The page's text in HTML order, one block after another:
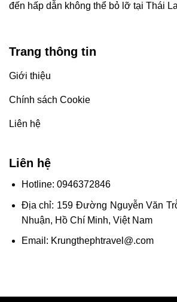
đến hấp dẫn không thể bỏ lỡ tại Thái
Trang thông tin
Giới thiệu
Chính sách Cookie
Liên hệ
Liên hệ
Hotline: 0946372846
Địa chỉ: 159 Đường Nguyễn Văn
Nhuận, Hồ Chí Minh, Việt Nam
Email: Krungthephtravel@.com